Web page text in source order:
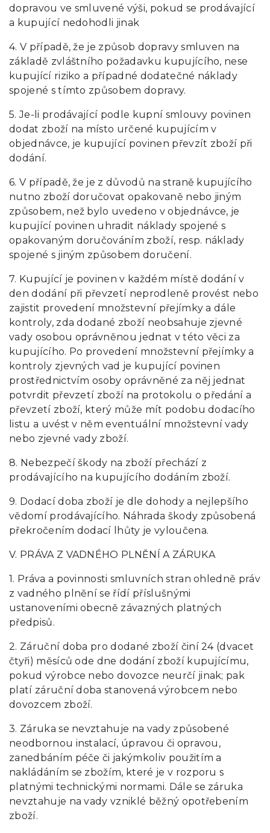
dopravou ve smluvené výši, pokud se prodávající
a kupující nedohodli jinak
4. V případě, že je způsob dopravy smluven na
základě zvláštního požadavku kupujícího, nese
kupující riziko a případné dodatečné náklady
spojené s tímto způsobem dopravy.
5. Je-li prodávající podle kupní smlouvy povinen
dodat zboží na místo určené kupujícím v
objednávce, je kupující povinen převzít zboží při
dodání.
6. V případě, že je z důvodů na straně kupujícího
nutno zboží doručovat opakovaně nebo jiným
způsobem, než bylo uvedeno v objednávce, je
kupující povinen uhradit náklady spojené s
opakovaným doručováním zboží, resp. náklady
spojené s jiným způsobem doručení.
7. Kupující je povinen v každém místě dodání v
den dodání při převzetí neprodleně provést nebo
zajistit provedení množstevní přejímky a dále
kontroly, zda dodané zboží neobsahuje zjevné
vady osobou oprávněnou jednat v této věci za
kupujícího. Po provedení množstevní přejímky a
kontroly zjevných vad je kupující povinen
prostřednictvím osoby oprávněné za něj jednat
potvrdit převzetí zboží na protokolu o předání a
převzetí zboží, který může mít podobu dodacího
listu a uvést v něm eventuální množstevní vady
nebo zjevné vady zboží.
8. Nebezpečí škody na zboží přechází z
prodávajícího na kupujícího dodáním zboží.
9. Dodací doba zboží je dle dohody a nejlepšího
vědomí prodávajícího. Náhrada škody způsobená
překročením dodací lhůty je vyloučena.
V. PRÁVA Z VADNÉHO PLNĚNÍ A ZÁRUKA
1. Práva a povinnosti smluvních stran ohledně práv
z vadného plnění se řídí příslušnými
ustanoveními obecně závazných platných
předpisů.
2. Záruční doba pro dodané zboží činí 24 (dvacet
čtyři) měsíců ode dne dodání zboží kupujícímu,
pokud výrobce nebo dovozce neurčí jinak; pak
platí záruční doba stanovená výrobcem nebo
dovozcem zboží.
3. Záruka se nevztahuje na vady způsobené
neodbornou instalací, úpravou či opravou,
zanedbáním péče či jakýmkoliv použitím a
nakládáním se zbožím, které je v rozporu s
platnými technickými normami. Dále se záruka
nevztahuje na vady vzniklé běžný opotřebením
zboží.